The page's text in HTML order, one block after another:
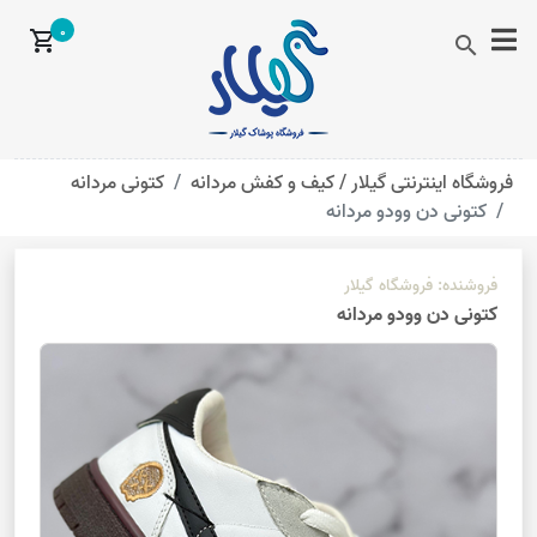
search
shopping_cart0
فروشگاه اینترنتی گیلار /کیف و کفش مردانه
کتونی مردانه
کتونی دن وودو مردانه
فروشنده: فروشگاه گیلار
کتونی دن وودو مردانه